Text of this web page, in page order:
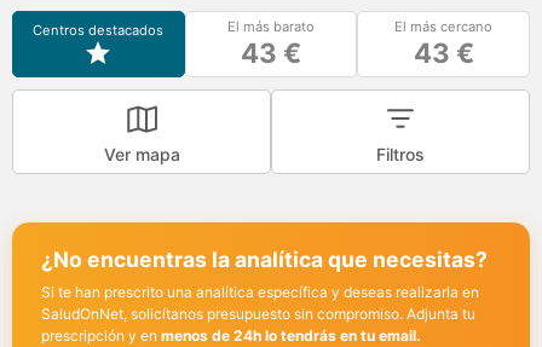
Centros destacados El más barato
43 €
El más cercano
43 €
Ver mapa Filtros
¿No encuentras la analítica que necesitas?
Si te han prescrito una analítica específica y deseas realizarla en
SaludOnNet, solicítanos presupuesto sin compromiso. Adjunta tu
prescripción y en menos de 24h lo tendrás en tu email.